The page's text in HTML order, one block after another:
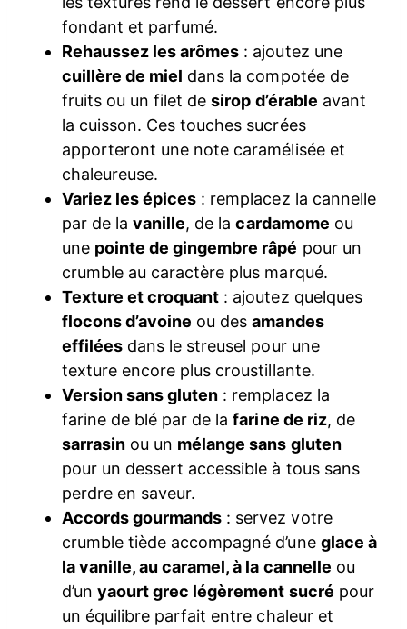
fondant et parfumé.
Rehaussez les arômes : ajoutez une
cuillère de miel dans la compotée de
fruits ou un filet desirop d’érable avant
la cuisson. Ces touches sucrées
apporteront une note caramélisée et
chaleureuse.
Variez les épices : remplacez la cannelle
par de lavanille, de lacardamome ou
une pointe de gingembre râpé pour un
crumble au caractère plus marqué.
Texture et croquant : ajoutez quelques
flocons d’avoine ou desamandes
effilées dans le streusel pour une
texture encore plus croustillante.
Version sans gluten : remplacez la
farine de blé par de lafarine de riz, de
sarrasin ou un mélange sans gluten
pour un dessert accessible à tous sans
perdre en saveur.
Accords gourmands : servez votre
crumble tiède accompagné d’une glace à
la vanille, au caramel, à la cannelle ou
d’unyaourt grec légèrement sucré pour
un équilibre parfait entre chaleur et